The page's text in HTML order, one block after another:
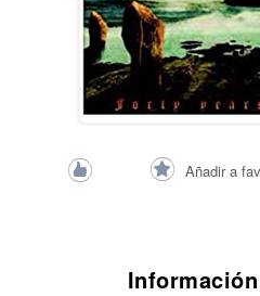
Añadir a